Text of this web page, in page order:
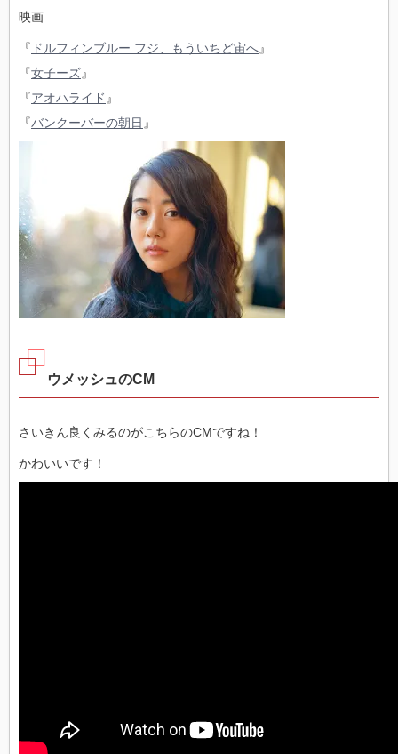
映画
『 ドルフィンブルー フジ、もういちど宙へ』
『女子ーズ』
『アオハライド 』
『バンクーバーの朝日 』
ウメッシュのCM
さいきん良くみるのがこちらのCMですね！
かわいいです！